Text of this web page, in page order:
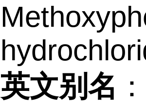
英文别名